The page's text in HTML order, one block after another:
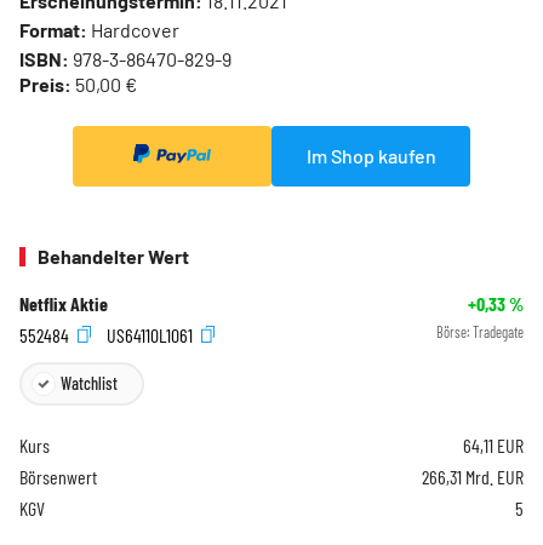
Format: Hardcover
ISBN: 978-3-86470-829-9
Preis: 50,00 €
Im Shop kaufen
Behandelter Wert
Netflix Aktie +0,33%
552484
US64110L1061 Börse: Tradegate
Watchlist
Kurs 64,11 EUR
Börsenwert
266,31 Mrd. EUR
KGV
5